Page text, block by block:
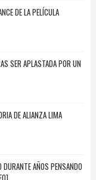
DE LA PELÍCULA
SER APLASTADA POR UN
DE ALIANZA LIMA
AÑOS PENSANDO